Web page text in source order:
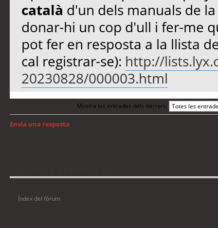
català d'un dels manuals de
donar-hi un cop d'ull i fer-me
pot fer en resposta a la llista
cal registrar-se): http://
20230828/000003.html
Mostra les entrades dels darrers:
Envia una resposta
Índex del fòrum